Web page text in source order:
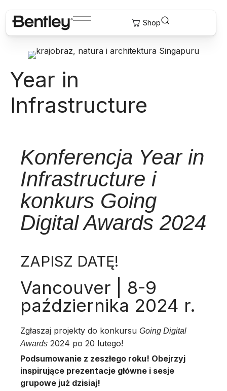
Year in
Infrastructure
Konferencja Year in
Infrastructure i
konkurs Going
Digital Awards 2024
ZAPISZ DATĘ!
Vancouver | 8-9
października 2024 r.
Zgłaszaj projekty do konkursu Going Digital
Awards 2024 po 20 lutego!
Podsumowanie z zeszłego roku! Obejrzyj
inspirujące prezentacje główne i sesje
grupowe już dzisiaj!